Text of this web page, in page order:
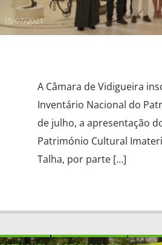
15/07/2021
A Câmara de Vidigueira
Inventário Nacional do
de julho, a apresentação
Património Cultural
Talha, por parte […]